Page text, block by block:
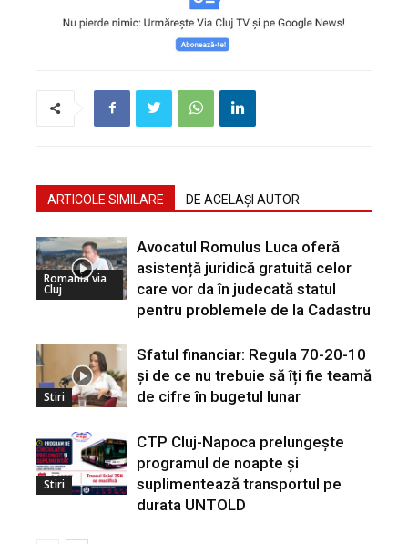
ARTICOLE SIMILARE DE ACELAȘI AUTOR
Romania via
Cluj
Avocatul Romulus Luca oferă
asistență juridică gratuită celor
care vor da în judecată statul
pentru problemele de la Cadastru
Stiri
Sfatul financiar: Regula 70-20-10
și de ce nu trebuie să îți fie teamă
de cifre în bugetul lunar
Stiri
CTP Cluj-Napoca prelungește
programul de noapte și
suplimentează transportul pe
durata UNTOLD